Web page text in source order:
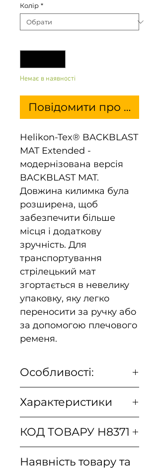
Колір *
Немає в наявності
Повідомити про
Helikon-Tex® BACKBLAST
MAT Extended -
модернізована версія
BACKBLAST MAT.
Довжина килимка була
розширена, щоб
забезпечити більше
місця і додаткову
зручність. Для
транспортування
стрілецький мат
згортається в невелику
упаковку, яку легко
переносити за ручку або
за допомогою плечового
ременя.
Особливості:
подвійної Cordura® 500D
з прокладкою із
пінопласту між шарами
6 петель для стабілізації
Панель Velcro для
Характеристики
Артикул
виробника
AC-
Versatile
✔
КОД ТОВАРУ H8371
Наявність товару та